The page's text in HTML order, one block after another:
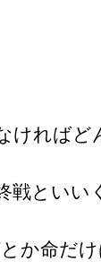
れば
とい
か命だ